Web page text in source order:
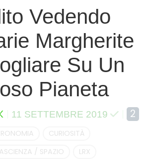
Vedendo
Margherite
Su Un
Pianeta
11 SETTEMBRE 2019 2
CURIOSITÀ
/ SPAZIO
LRX